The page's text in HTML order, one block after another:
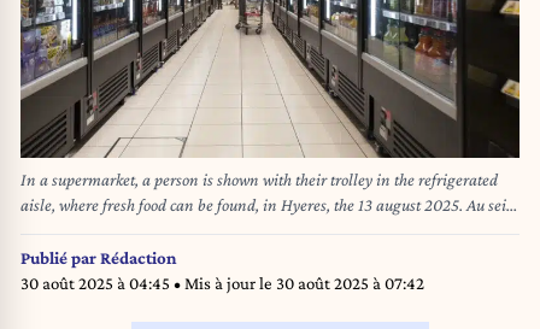
In a supermarket, a person is shown with their trolley in the refrigerated
aisle, where fresh food can be found, in Hyeres, the 13 august 2025. Au sein
d un supermarche, une personne est mise en avant avec son caddie dans l
allee des produits refrigeres, ou l on peut denicher des aliments frais, a
Hyeres, le 13 aout 2025. Serge Tenani / Hans Lucas / Hans Lucas via AFP
Publié parRédaction
30 août 2025 à 04:45 • Mis à jour le 30 août 2025 à 07:42